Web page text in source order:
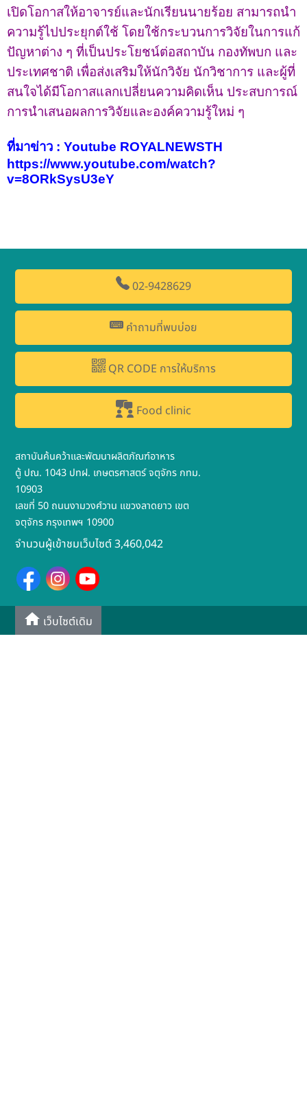
เปิดโอกาสให้อาจารย์และนักเรียนนายร้อย สามารถนำ
ความรู้ไปประยุกต์ใช้ โดยใช้กระบวนการวิจัยในการแก้
ปัญหาต่าง ๆ ที่เป็นประโยชน์ต่อสถาบัน กองทัพบก และ
ประเทศชาติ เพื่อส่งเสริมให้นักวิจัย นักวิชาการ และผู้ที่
สนใจได้มีโอกาสแลกเปลี่ยนความคิดเห็น ประสบการณ์
การนำเสนอผลการวิจัยและองค์ความรู้ใหม่ ๆ
ที่มาข่าว : Youtube ROYALNEWSTH
https://www.youtube.com/watch?
v=8ORkSysU3eY
02-9428629
คำถามที่พบบ่อย
QR CODE การให้บริการ
Food clinic
สถาบันค้นคว้าและพัฒนาผลิตภัณฑ์อาหาร
ตู้ ปณ. 1043 ปทฝ. เกษตรศาสตร์ จตุจักร กทม.
10903
เลขที่ 50 ถนนงามวงศ์วาน แขวงลาดยาว เขต
จตุจักร กรุงเทพฯ 10900
จำนวนผู้เข้าชมเว็บไซต์ 3,460,042
เว็บไซต์เดิม